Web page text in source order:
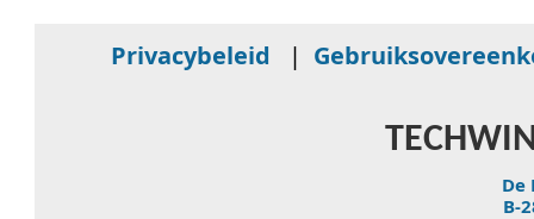
Privacybeleid |
De
B-